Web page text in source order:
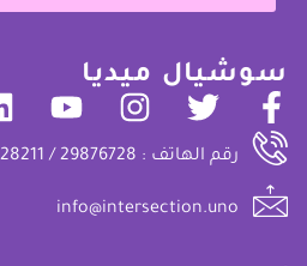
سوشيال ميديا
رقم الهاتف : 29876728 / 29528211
info@intersection.uno